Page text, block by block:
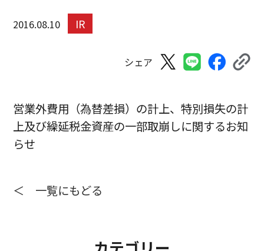
2016.08.10 IR
シェア
営業外費用（為替差損）の計上、特別損失の計
上及び繰延税金資産の一部取崩しに関するお知
らせ
＜ 一覧にもどる